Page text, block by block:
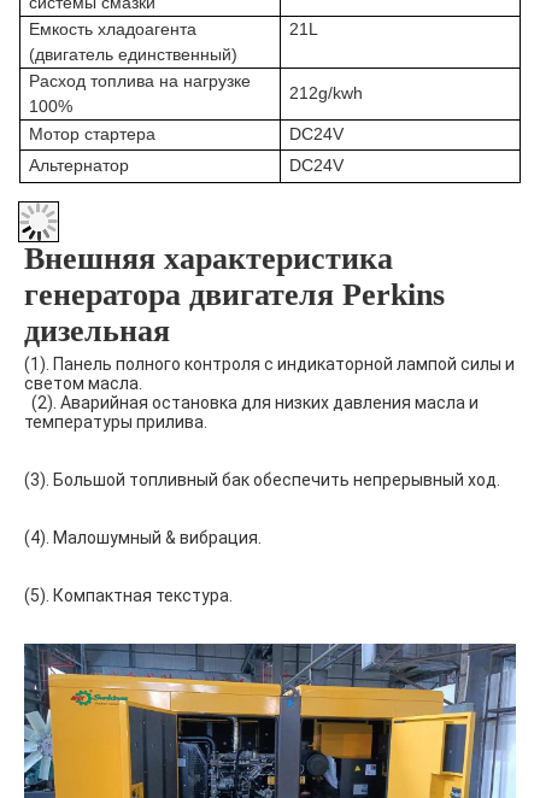
Емкость хладоагента
(двигатель единственный)
21L
Расход топлива на нагрузке
100%
212g/kwh
Мотор стартера
DC24V
Альтернатор
DC24V
Внешняя характеристика
генератора двигателя Perkins
дизельная
(1). Панель полного контроля с индикаторной лампой силы и
светом масла.
(2). Аварийная остановка для низких давления масла и
температуры прилива.
(3). Большой топливный бак обеспечить непрерывный ход.
(4). Малошумный & вибрация.
(5). Компактная текстура.